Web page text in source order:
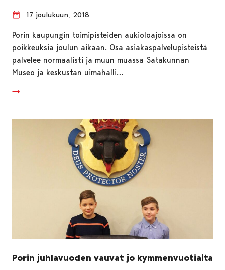
17 joulukuun, 2018
Porin kaupungin toimipisteiden aukioloajoissa on
poikkeuksia joulun aikaan. Osa asiakaspalvelupisteistä
palvelee normaalisti ja muun muassa Satakunnan
Museo ja keskustan uimahalli…
Porin juhlavuoden vauvat jo kymmenvuotiaita